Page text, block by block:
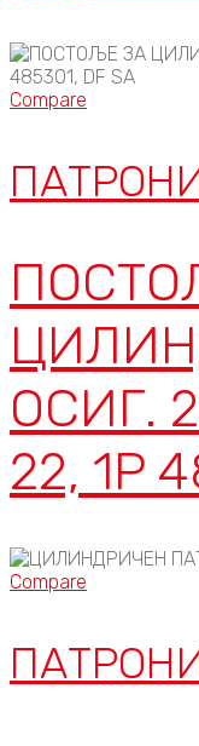
Compare
ОСИГ.
22, 1P
Compare